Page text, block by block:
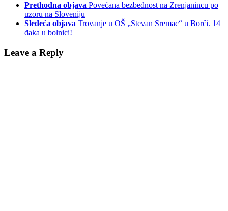
Prethodna objava Povećana bezbednost na Zrenjanincu po
uzoru na Sloveniju
Sledeća objava Trovanje u OŠ „Stevan Sremac“ u Borči. 14
đaka u bolnici!
Leave a Reply